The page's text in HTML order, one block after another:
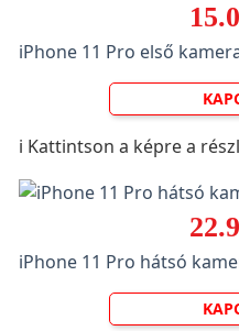
iPhone 11 Pro első
ℹ️ Kattintson a képre a
iPhone 11 Pro hátsó